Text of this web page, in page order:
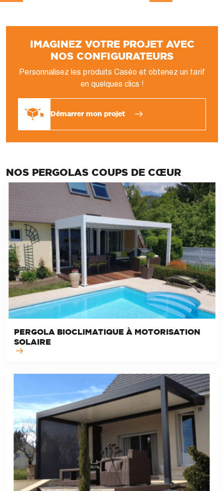
IMAGINEZ VOTRE PROJET AVEC
NOS CONFIGURATEURS
Personnalisez les produits Caséo et obtenez un tarif
en quelques clics !
Démarrer mon projet
NOS PERGOLAS COUPS DE CŒUR
PERGOLA BIOCLIMATIQUE À MOTORISATION
SOLAIRE